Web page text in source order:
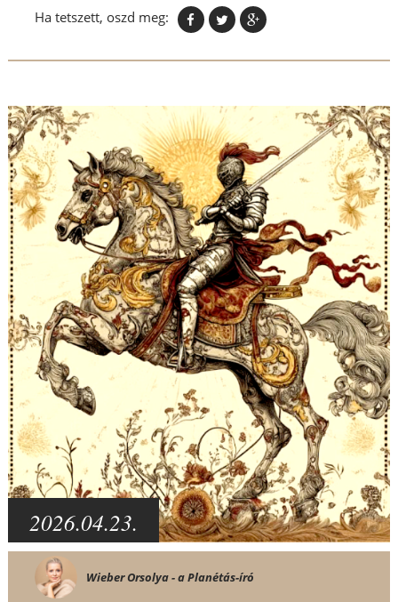
Ha tetszett, oszd meg:
2026.04.23.
Wieber Orsolya - a Planétás-író